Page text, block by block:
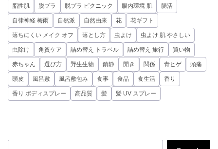
脂性肌 脱プラ 脱プラ ピクニック 腸内環境 肌 腸活
自律神経 梅雨 自然派 自然由来 花 花ギフト
落ちにくい メイク オフ 落とし方 虫よけ 虫よけ 肌 やさしい
虫除け 角質ケア 詰め替え トラベル 詰め替え 旅行 買い物
赤ちゃん 選び方 野生生物 鎮静 開き 関係 青ヒゲ 頭痛
頭皮 風呂敷 風呂敷包み 食事 食品 食生活 香り
香り ボディスプレー 高品質 髪 髪 UV スプレー